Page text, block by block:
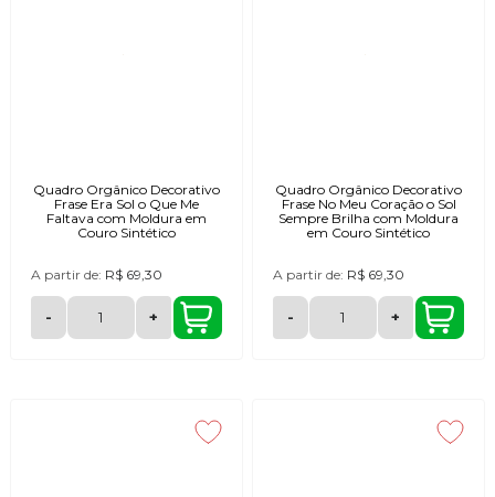
Quadro Orgânico Decorativo
Frase Era Sol o Que Me
Faltava com Moldura em
Couro Sintético
A partir de: R$ 69,30
- +
Quadro Orgânico Decorativo
Frase No Meu Coração o Sol
Sempre Brilha com Moldura
em Couro Sintético
A partir de: R$ 69,30
- +